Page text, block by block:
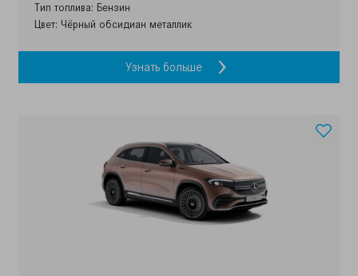
Тип топлива: Бензин
Цвет: Чёрный обсидиан металлик
Узнать больше